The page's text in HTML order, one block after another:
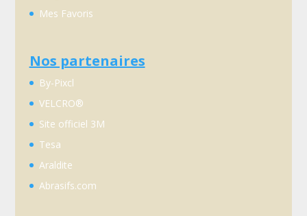
Mes Favoris
Nos partenaires
By-Pixcl
VELCRO®
Site officiel 3M
Tesa
Araldite
Abrasifs.com